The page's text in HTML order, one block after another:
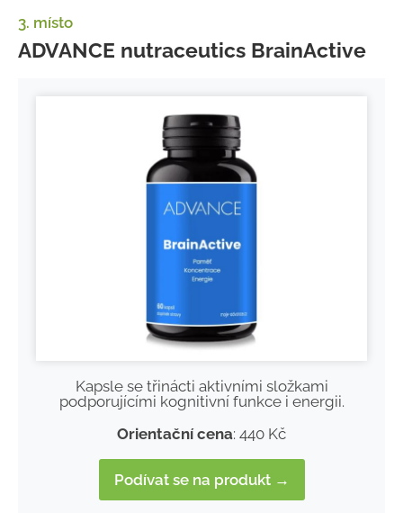
3. místo
ADVANCE nutraceutics BrainActive
Kapsle se třinácti aktivními složkami
podporujícími kognitivní funkce i energii.
Orientační cena: 440 Kč
Podívat se na produkt →